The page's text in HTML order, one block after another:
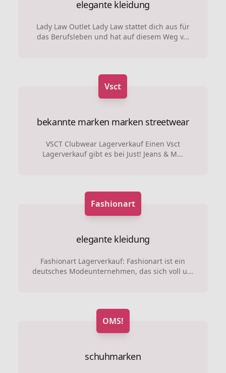
elegante kleidung
Lady Law Outlet Lady Law stattet dich aus für
das Berufsleben und hat auf diesem Weg v...
Vsct
bekannte marken marken streetwear
VSCT Clubwear Lagerverkauf Einen Vsct
Lagerverkauf gibt es bei Just! Jeans & M...
Fashionart
elegante kleidung
Fashionart Lagerverkauf: Fashionart ist ein
deutsches Modeunternehmen, das sich voll u...
OMS!
schuhmarken